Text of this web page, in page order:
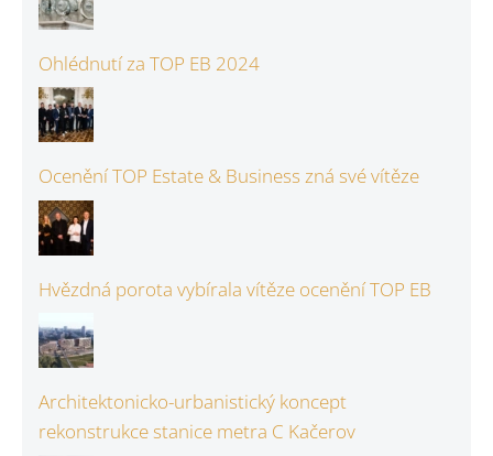
Ohlédnutí za TOP EB 2024
Ocenění TOP Estate & Business zná své vítěze
Hvězdná porota vybírala vítěze ocenění TOP EB
Architektonicko-urbanistický koncept
rekonstrukce stanice metra C Kačerov